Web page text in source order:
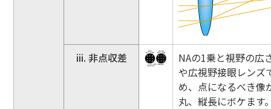
iii. 非点収差
NAの1乗と視野の広
や広視野接眼レンズ
め、点になるべき像
丸、縦長にボケます